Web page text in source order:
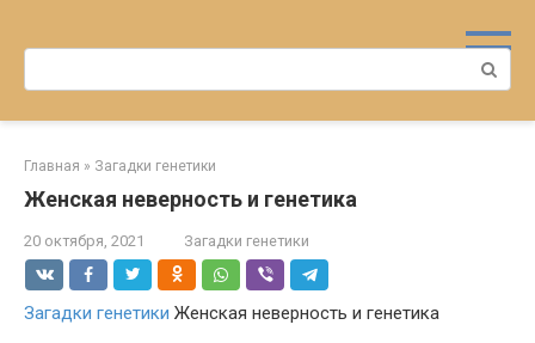
Поиск:
Главная » Загадки генетики
Женская неверность и генетика
20 октября, 2021 Загадки генетики
Загадки генетики Женская неверность и генетика